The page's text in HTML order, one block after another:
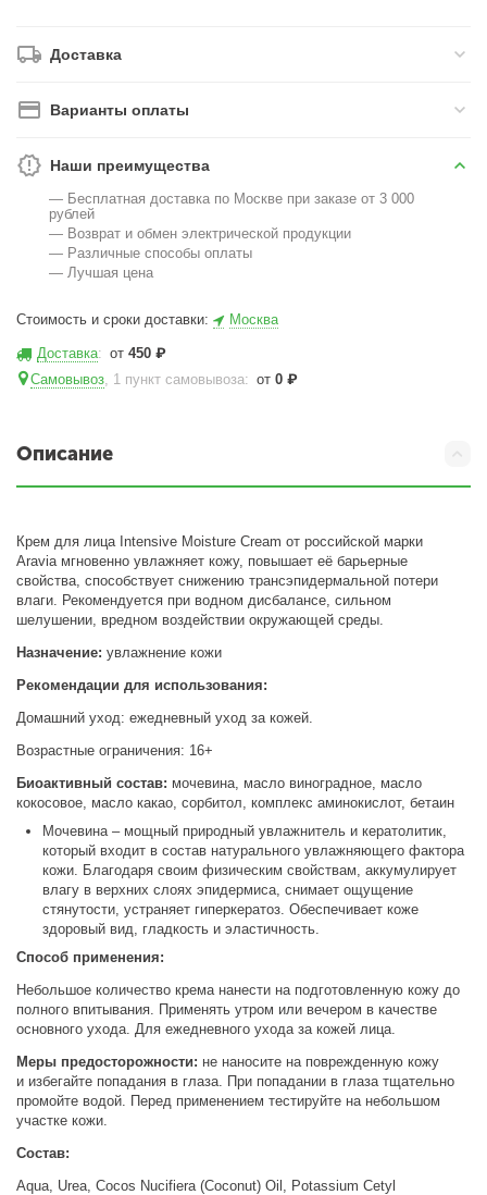
Доставка
Варианты оплаты
Наши преимущества
— Бесплатная доставка по Москве при заказе от 3 000
рублей
— Возврат и обмен электрической продукции
— Различные способы оплаты
— Лучшая цена
Стоимость и сроки доставки: Москва
Доставка: от450 ₽
Самовывоз, 1 пункт самовывоза: от0 ₽
Описание
Крем для лица Intensive Moisture Cream от российской марки
Aravia мгновенно увлажняет кожу, повышает её барьерные
свойства, способствует снижению трансэпидермальной потери
влаги. Рекомендуется при водном дисбалансе, сильном
шелушении, вредном воздействии окружающей среды.
Назначение: увлажнение кожи
Рекомендации для использования:
Домашний уход: ежедневный уход за кожей.
Возрастные ограничения: 16+
Биоактивный состав: мочевина, масло виноградное, масло
кокосовое, масло какао, сорбитол, комплекс аминокислот, бетаин
Мочевина – мощный природный увлажнитель и кератолитик,
который входит в состав натурального увлажняющего фактора
кожи. Благодаря своим физическим свойствам, аккумулирует
влагу в верхних слоях эпидермиса, снимает ощущение
стянутости, устраняет гиперкератоз. Обеспечивает коже
здоровый вид, гладкость и эластичность.
Способ применения:
Небольшое количество крема нанести на подготовленную кожу до
полного впитывания. Применять утром или вечером в качестве
основного ухода. Для ежедневного ухода за кожей лица.
Меры предосторожности: не наносите на поврежденную кожу
и избегайте попадания в глаза. При попадании в глаза тщательно
промойте водой. Перед применением тестируйте на небольшом
участке кожи.
Состав:
Aqua, Urea, Cocos Nucifiera (Coconut) Oil, Potassium Cetyl